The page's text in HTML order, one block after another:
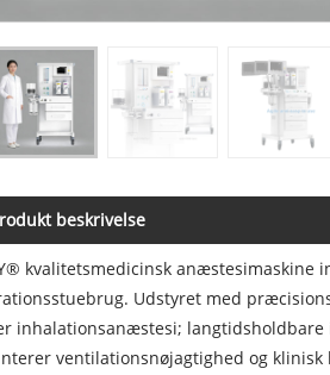
beskrivelse
kvalitetsmedicinsk anæstesimaskine
Udstyret med
inhalationsanæstesi;
ventilationsnøjagtighed og